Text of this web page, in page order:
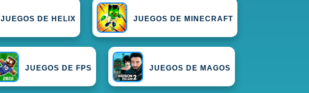
JUEGOS DE HELIX JUEGOS DE MINECRAFT
JUEGOS DE FPS JUEGOS DE MAGOS